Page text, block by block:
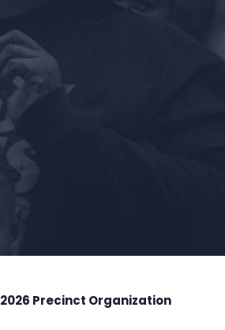
2026 Precinct Organization